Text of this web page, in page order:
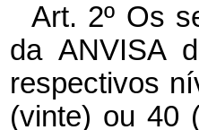
Art. 2º Os
da ANVISA
respectivos
(vinte) ou 40